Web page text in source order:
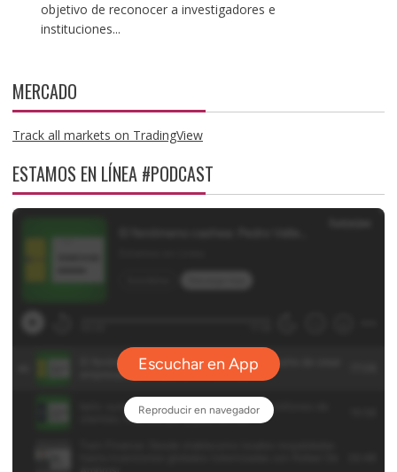
objetivo de reconocer a investigadores e
instituciones...
MERCADO
Track all markets on TradingView
ESTAMOS EN LÍNEA #PODCAST